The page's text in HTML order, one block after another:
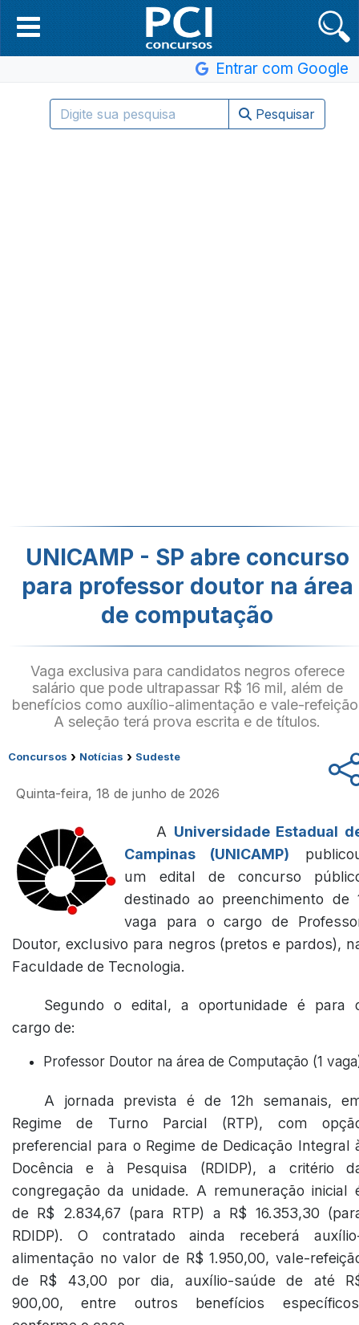
Entrar com Google
Pesquisar
UNICAMP - SP abre concurso
para professor doutor na área
de computação
Vaga exclusiva para candidatos negros oferece
salário que pode ultrapassar R$ 16 mil, além de
benefícios como auxílio-alimentação e vale-
A seleção terá prova escrita e de títulos.
Concursos › Notícias › Sudeste
Quinta-feira, 18 de junho de 2026
A Universidade Estadual
Campinas (UNICAMP)
um edital de concurso
destinado ao preenchimento de
vaga para o cargo de
Doutor, exclusivo para negros (pretos e pardos),
Faculdade de Tecnologia.
Segundo o edital, a oportunidade é para
cargo de:
Professor Doutor na área de Computação (1
A jornada prevista é de 12h semanais,
Regime de Turno Parcial (RTP), com
preferencial para o Regime de Dedicação Integral
Docência e à Pesquisa (RDIDP), a critério
congregação da unidade. A remuneração inicial
de R$ 2.834,67 (para RTP) a R$ 16.353,30
RDIDP). O contratado ainda receberá
alimentação no valor de R$ 1.950,00, vale-
de R$ 43,00 por dia, auxílio-saúde de até
900,00, entre outros benefícios